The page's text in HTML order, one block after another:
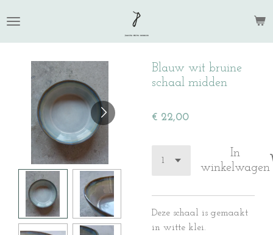
direct
naar
hoofdinhoud
Blauw wit bruine
schaal midden
€ 22,00
In
winkelwagen
Deze schaal is gemaakt
in witte klei.